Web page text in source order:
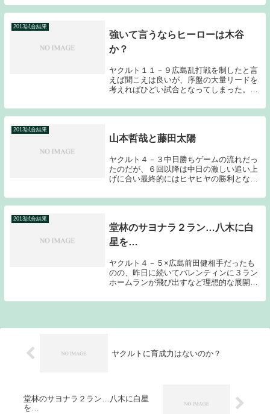
の木谷から触れていきたい。結果から言う
と７回で１１９球を投げて被安打９（被本
2013試合結果
強いて言うならヒーローは木谷
か？
ヤクルト１１－９広島乱打戦を制したと言
えば聞こえは良いが、序盤の大量リードを
考えればひどい試合となってしまった。先
力に到達していないと考えて良さそうだ。
プロの世界にしがみつくためにもサイドス
2013試合結果
山本哲哉と藤田太陽
ヤクルト４－３中日勝ちゲームの流れだっ
たのだが、６回以降は中日の激しい追い上
げに合い最終的にはヒヤヒヤの勝利となっ
タイトルにもした山本哲と藤田の好投があ
ったからだ。小川監督らしからぬ早めの継
2013試合結果
堂林のサヨナラ２ラン…八木に白
星を…
ヤクルト４－５×広島前田健相手だったも
のの、昨日に続いてバレンティンに３ラン
ホームランが飛び出すなど理想的な展開に
ず、点差を詰められると最後は山本哲が堂
ヤクルトに育成力はないのか？
堂林のサヨナラ２ラン…八木に白星
を…